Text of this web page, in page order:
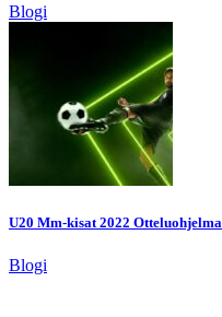
Blogi
U20 Mm-kisat 2022 Otteluohjelma
Blogi